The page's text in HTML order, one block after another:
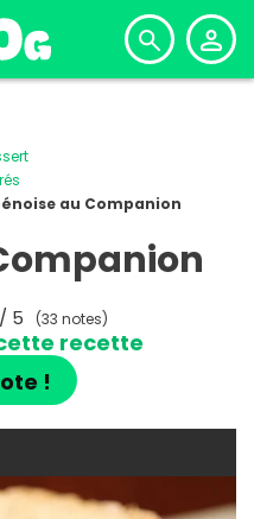
au Companion
/ 5 (33 notes)
recette
!